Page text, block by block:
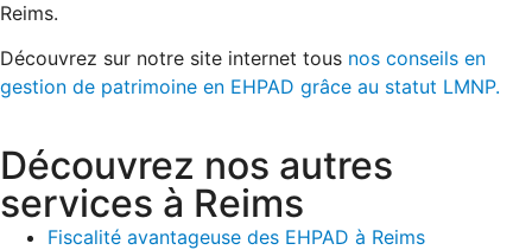
Reims.
Découvrez sur notre site internet tous nos conseils en
gestion de patrimoine en EHPAD grâce au statut LMNP.
Découvrez nos autres
services à Reims
Fiscalité avantageuse des EHPAD à Reims